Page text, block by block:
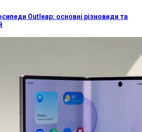
Outleap: основні різновиди та